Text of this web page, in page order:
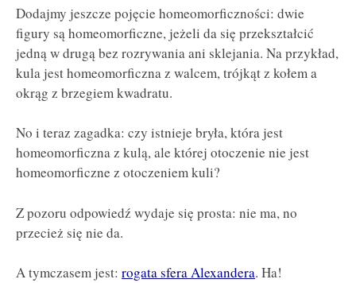
Dodajmy jeszcze pojęcie homeomorficzności: dwie
figury są homeomorficzne, jeżeli da się przekształcić
jedną w drugą bez rozrywania ani sklejania. Na przykład,
kula jest homeomorficzna z walcem, trójkąt z kołem a
okrąg z brzegiem kwadratu.
No i teraz zagadka: czy istnieje bryła, która jest
homeomorficzna z kulą, ale której otoczenie nie jest
homeomorficzne z otoczeniem kuli?
Z pozoru odpowiedź wydaje się prosta: nie ma, no
przecież się nie da.
A tymczasem jest: rogata sfera Alexandera. Ha!